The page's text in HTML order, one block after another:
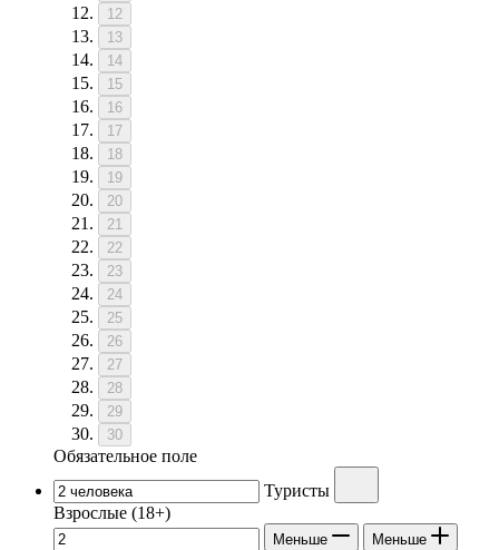
12
13
14
15
16
17
18
19
20
21
22
23
24
25
26
27
28
29
30
Обязательное поле
Туристы
Взрослые (18+)
Меньше Меньше